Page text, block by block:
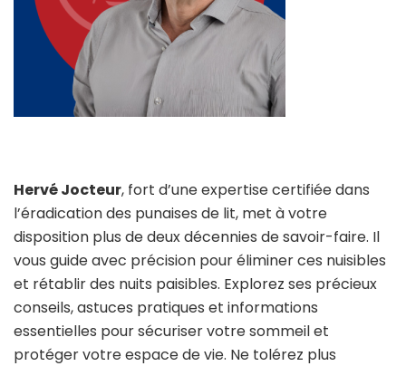
Hervé Jocteur, fort d’une expertise certifiée dans
l’éradication des punaises de lit, met à votre
disposition plus de deux décennies de savoir-faire. Il
vous guide avec précision pour éliminer ces nuisibles
et rétablir des nuits paisibles. Explorez ses précieux
conseils, astuces pratiques et informations
essentielles pour sécuriser votre sommeil et
protéger votre espace de vie. Ne tolérez plus